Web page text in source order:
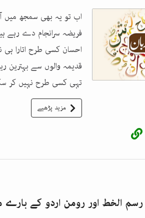
اب تو یہ بھی سمجھ میں
فریضہ سرانجام دے رہے
احسان کسی طرح اتارا ہی
قدیمہ والوں سے بہترین
تہی کسی طرح نہیں کر
مزید پڑھیے
الخط اور رومن اردو کے بارے